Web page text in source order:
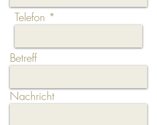
Telefon
Betreff
Nachricht